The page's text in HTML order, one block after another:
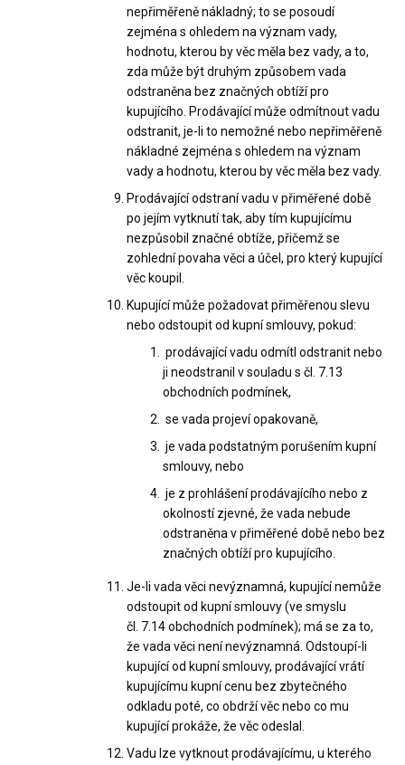
nepřiměřeně nákladný; to se posoudí
zejména s ohledem na význam vady,
hodnotu, kterou by věc měla bez vady, a to,
zda může být druhým způsobem vada
odstraněna bez značných obtíží pro
kupujícího. Prodávající může odmítnout vadu
odstranit, je-li to nemožné nebo nepřiměřeně
nákladné zejména s ohledem na význam
vady a hodnotu, kterou by věc měla bez vady.
Prodávající odstraní vadu v přiměřené době
po jejím vytknutí tak, aby tím kupujícímu
nezpůsobil značné obtíže, přičemž se
zohlední povaha věci a účel, pro který kupující
věc koupil.
Kupující může požadovat přiměřenou slevu
nebo odstoupit od kupní smlouvy, pokud:
prodávající vadu odmítl odstranit nebo
ji neodstranil v souladu s čl. 7.13
obchodních podmínek,
se vada projeví opakovaně,
je vada podstatným porušením kupní
smlouvy, nebo
je z prohlášení prodávajícího nebo z
okolností zjevné, že vada nebude
odstraněna v přiměřené době nebo bez
značných obtíží pro kupujícího.
Je-li vada věci nevýznamná, kupující nemůže
odstoupit od kupní smlouvy (ve smyslu
čl. 7.14 obchodních podmínek); má se za to,
že vada věci není nevýznamná. Odstoupí-li
kupující od kupní smlouvy, prodávající vrátí
kupujícímu kupní cenu bez zbytečného
odkladu poté, co obdrží věc nebo co mu
kupující prokáže, že věc odeslal.
Vadu lze vytknout prodávajícímu, u kterého